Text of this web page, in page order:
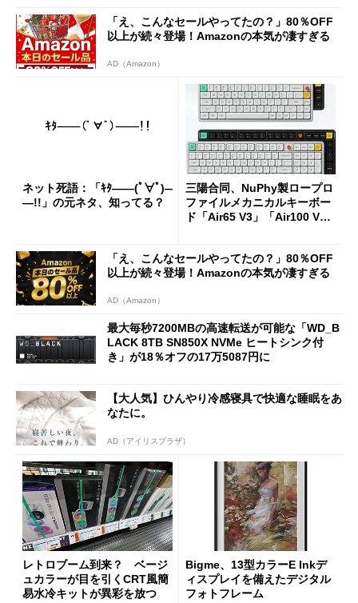
「え、こんなセールやってたの？」80％OFF
以上が続々登場！Amazonの本気が凄すぎる
AD（Amazon）
ネット死語：「ｷﾀ――(ﾟ∀ﾟ)―
―!!」の元ネタ、知ってる？
三陽合同、NuPhy製ロープロ
ファイルメカニカルキーボー
ド「Air65 V3」「Air100 V
「え、こんなセールやってたの？」80％OFF
以上が続々登場！Amazonの本気が凄すぎる
AD（Amazon）
最大毎秒7200MBの高速転送が可能な「WD_B
LACK 8TB SN850X NVMe ヒートシンク付
き」が18％オフの17万5087円に
【大人気】ひんやり冷感寝具で快適な睡眠をあ
なたに。
AD（アイリスプラザ）
レトロブーム到来？ ベージ
ュカラーが目を引くCRT風簡
易水冷キットが異彩を放つ
Bigme、13型カラーE Inkデ
ィスプレイを備えたデジタル
フォトフレーム